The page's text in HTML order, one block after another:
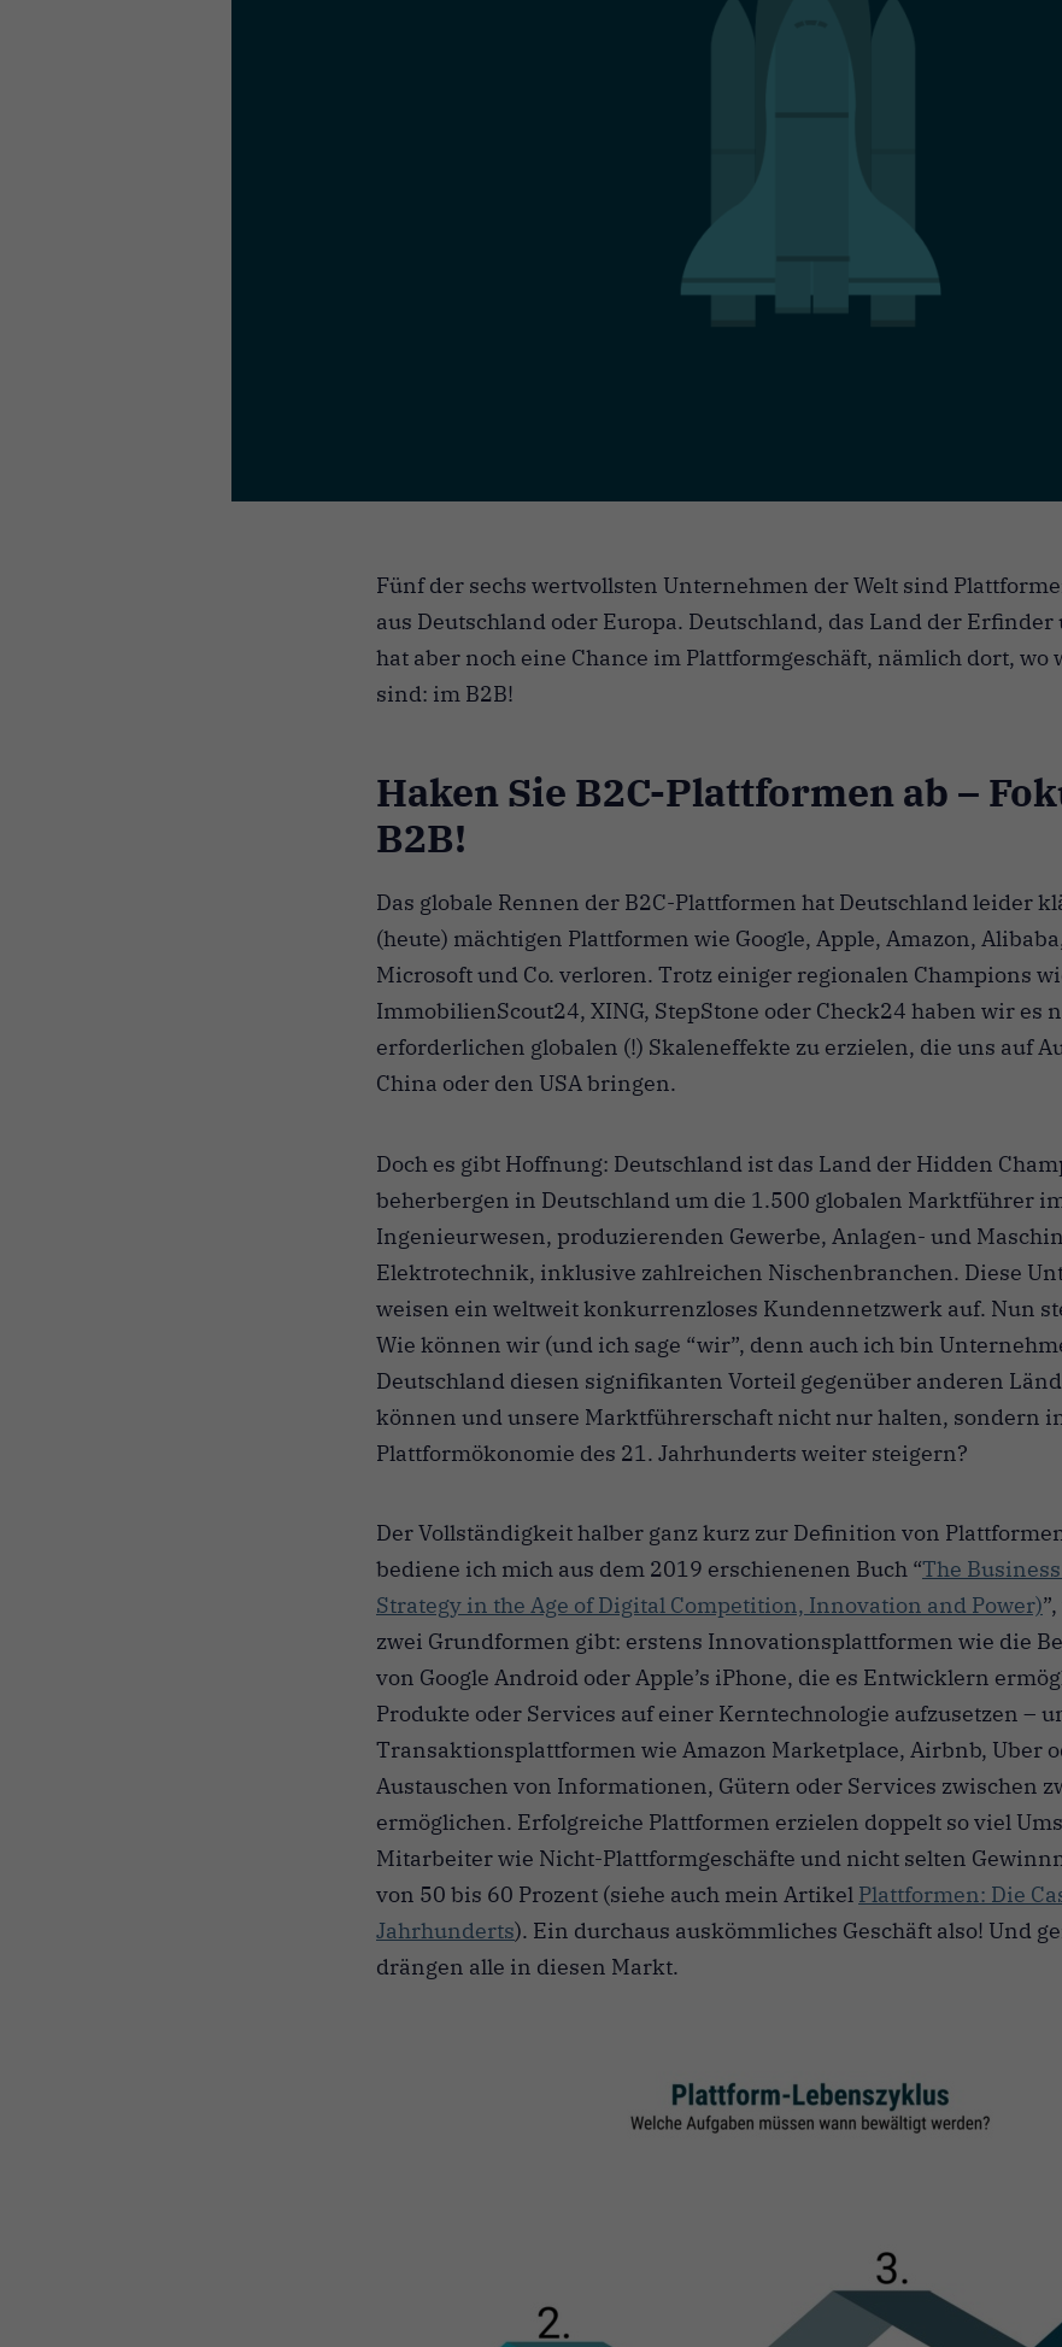
Fünf der sechs wertvollsten Unternehmen der Welt sind
aus Deutschland oder Europa. Deutschland, das Land der
hat aber noch eine Chance im Plattformgeschäft, nämlich dort, wo
sind: im B2B!
Haken Sie B2C-Plattformen ab –
B2B!
Das globale Rennen der B2C-Plattformen hat Deutschland leider
(heute) mächtigen Plattformen wie Google, Apple, Amazon,
Microsoft und Co. verloren. Trotz einiger regionalen Champions
ImmobilienScout24, XING, StepStone oder Check24 haben wir es
erforderlichen globalen (!) Skaleneffekte zu erzielen, die uns auf
China oder den USA bringen.
Doch es gibt Hoffnung: Deutschland ist das Land der Hidden
beherbergen in Deutschland um die 1.500 globalen Marktführer
Ingenieurwesen, produzierenden Gewerbe, Anlagen- und
Elektrotechnik, inklusive zahlreichen Nischenbranchen. Diese
weisen ein weltweit konkurrenzloses Kundennetzwerk auf. Nun
Wie können wir (und ich sage “wir”, denn auch ich bin
Deutschland diesen signifikanten Vorteil gegenüber anderen
können und unsere Marktführerschaft nicht nur halten, sondern
Plattformökonomie des 21. Jahrhunderts weiter steigern?
Der Vollständigkeit halber ganz kurz zur Definition von
bediene ich mich aus dem 2019 erschienenen Buch “The
Strategy in the Age of Digital Competition, Innovation and Power)
zwei Grundformen gibt: erstens Innovationsplattformen wie die
von Google Android oder Apple’s iPhone, die es Entwicklern
Produkte oder Services auf einer Kerntechnologie aufzusetzen –
Transaktionsplattformen wie Amazon Marketplace, Airbnb, Uber
Austauschen von Informationen, Gütern oder Services zwischen
ermöglichen. Erfolgreiche Plattformen erzielen doppelt so viel
Mitarbeiter wie Nicht-Plattformgeschäfte und nicht selten
von 50 bis 60 Prozent (siehe auch mein Artikel Plattformen: Die
Jahrhunderts). Ein durchaus auskömmliches Geschäft also! Und
drängen alle in diesen Markt.